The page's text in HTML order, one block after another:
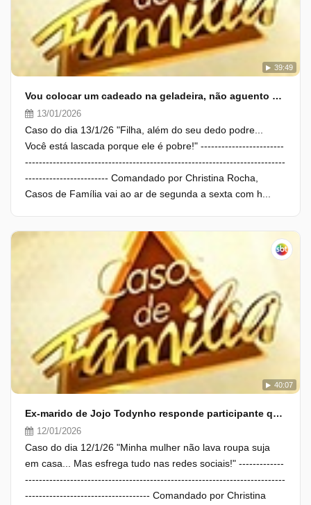
39:49
Vou colocar um cadeado na geladeira, não aguento mais você
13/01/2026
Caso do dia 13/1/26 "Filha, além do seu dedo podre...
Você está lascada porque ele é pobre!" ------------------------
---------------------------------------------------------------------------
------------------------ Comandado por Christina Rocha,
Casos de Família vai ao ar de segunda a sexta com h...
40:07
Ex-marido de Jojo Todynho responde participante que questionou relacionamento
12/01/2026
Caso do dia 12/1/26 "Minha mulher não lava roupa suja
em casa... Mas esfrega tudo nas redes sociais!" -------------
---------------------------------------------------------------------------
------------------------------------ Comandado por Christina